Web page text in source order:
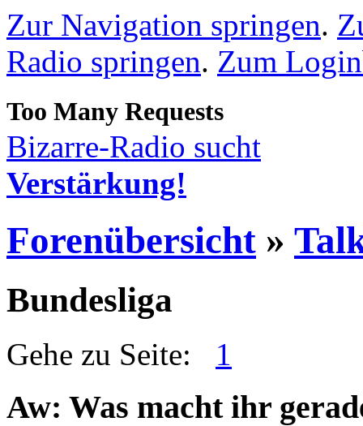
Zur Navigation springen.
Radio springen. Zum
Bizarre-Radio sucht
Verstärkung!
Forenübersicht »
Bundesliga
Gehe zu Seite: 1
Aw: Was macht ihr